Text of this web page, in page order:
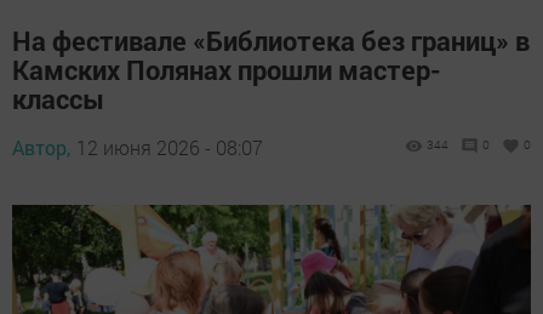
На фестивале «Библиотека без границ» в
Камских Полянах прошли мастер-
классы
Автор, 12 июня 2026 - 08:07 344 0 0